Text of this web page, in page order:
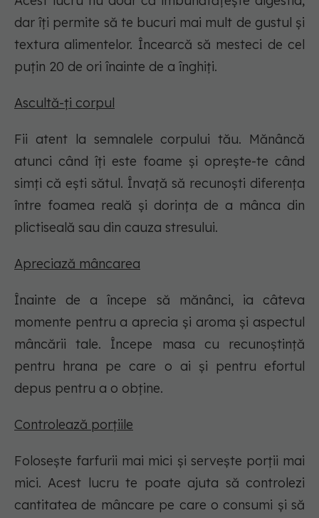
dar îți permite să te bucuri mai mult de gustul și
textura alimentelor. Încearcă să mesteci de cel
puțin 20 de ori înainte de a înghiți.
Ascultă-ți corpul
Fii atent la semnalele corpului tău. Mănâncă
atunci când îți este foame și oprește-te când
simți că ești sătul. Învață să recunoști diferența
între foamea reală și dorința de a mânca din
plictiseală sau din cauza stresului.
Apreciază mâncarea
Înainte de a începe să mănânci, ia câteva
momente pentru a aprecia și aroma și aspectul
mâncării tale. Începe masa cu recunoștință
pentru hrana pe care o ai și pentru efortul
depus pentru a o obține.
Controlează porțiile
Folosește farfurii mai mici și servește porții mai
mici. Acest lucru te poate ajuta să controlezi
cantitatea de mâncare pe care o consumi și să